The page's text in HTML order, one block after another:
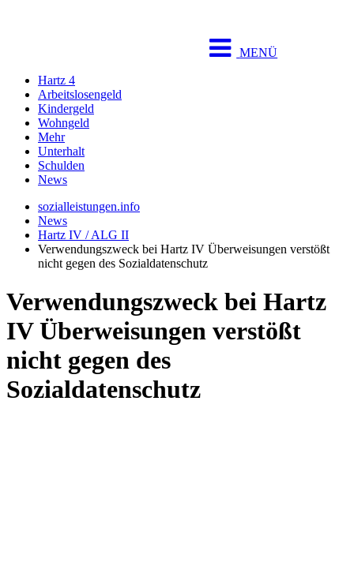
MENÜ
Hartz 4
Arbeitslosengeld
Kindergeld
Wohngeld
Mehr
Unterhalt
Schulden
News
sozialleistungen.info
News
Hartz IV / ALG II
Verwendungszweck bei Hartz IV Überweisungen verstößt
nicht gegen des Sozialdatenschutz
Verwendungszweck bei Hartz
IV Überweisungen verstößt
nicht gegen des
Sozialdatenschutz